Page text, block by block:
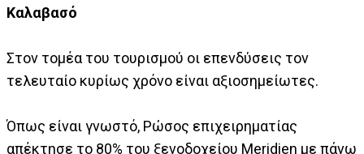
Καλαβασό
Στον τομέα του τουρισμού οι επενδύσεις τον
τελευταίο κυρίως χρόνο είναι αξιοσημείωτες.
Όπως είναι γνωστό, Ρώσος επιχειρηματίας
απέκτησε το 80% του ξενοδοχείου Meridien με πάνω